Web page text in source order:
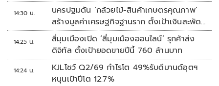
14:30 น.
นครปฐมดัน ‘กล้วยไม้-สินค้าเกษตรคุณภาพ’
สร้างมูลค่าเศรษฐกิจฐานราก ตั้งเป้าเงินสะพัด
10 ล้านบาท
14:25 น.
สี่มุมเมืองเปิด ‘สี่มุมเมืองออนไลน์’ รุกค้าส่ง
ดิจิทัล ตั้งเป้ายอดขายปีนี้ 760 ล้านบาท
14:24 น.
KJLโชว์ Q2/69 กำไรโต 49%รับดีมานด์อุตฯ
หนุนเป้าปีโต 12.7%